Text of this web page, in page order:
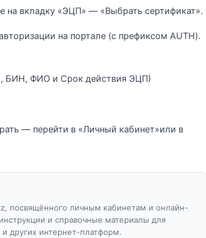
на вкладку «ЭЦП» — «Выбрать сертификат».
на портале (с префиксом AUTH).
БИН, ФИО и Срок действия ЭЦП)
— перейти в «Личный кабинет»или в
посвящённого личным кабинетам и онлайн-
и справочные материалы для
других интернет-платформ.